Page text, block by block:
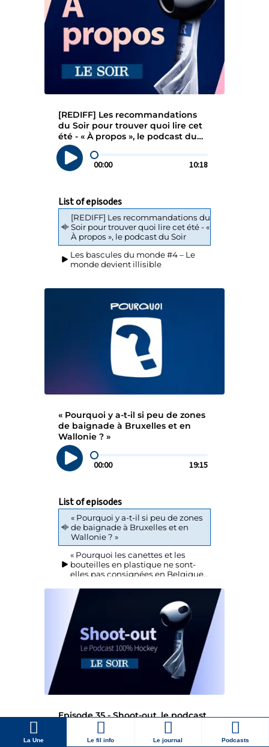
La Une Le fil info Le journal Podcasts